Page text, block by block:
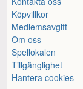
Köpvillkor
Medlemsavgift
Om oss
Spellokalen
Tillgänglighet
Hantera cookies